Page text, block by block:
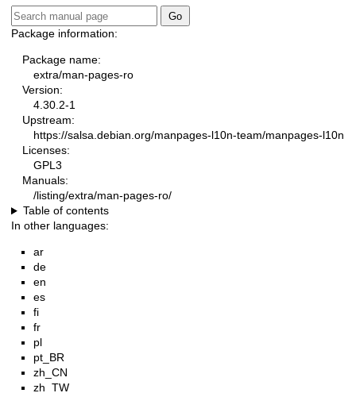
Package information:
Package name:
extra/man-pages-ro
Version:
4.30.2-1
Upstream:
https://salsa.debian.org/manpages-l10n-team/manpages-l10n
Licenses:
GPL3
Manuals:
/listing/extra/man-pages-ro/
Table of contents
In other languages:
ar
de
en
es
fi
fr
pl
pt_BR
zh_CN
zh_TW